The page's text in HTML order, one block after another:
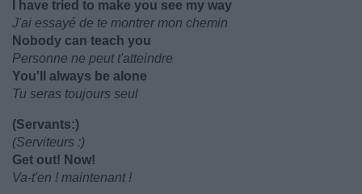
I have tried to make you see my way
J'ai essayé de te montrer mon chemin
Nobody can teach you
Personne ne peut t'atteindre
You'll always be alone
Tu seras toujours seul
(Servants:)
(Serviteurs :)
Get out! Now!
Va-t'en ! maintenant !